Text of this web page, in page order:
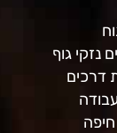
נזקי גוף
דרכים
חיפה